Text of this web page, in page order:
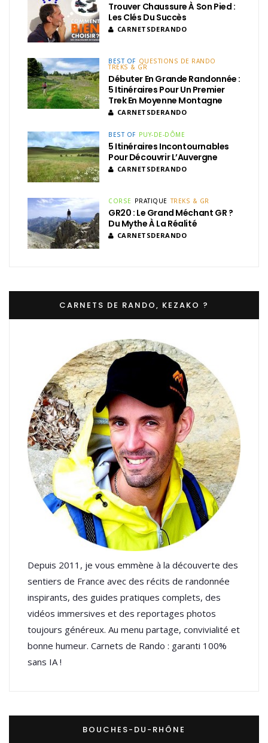
Trouver Chaussure À Son Pied :
Les Clés Du Succès
CARNETSDERANDO
BEST OF QUESTIONS DE RANDO
TREKS & GR
Débuter En Grande Randonnée :
5 Itinéraires Pour Un Premier
Trek En Moyenne Montagne
CARNETSDERANDO
BEST OF PUY-DE-DÔME
5 Itinéraires Incontournables
Pour Découvrir L’Auvergne
CARNETSDERANDO
CORSE PRATIQUE TREKS & GR
GR20 : Le Grand Méchant GR ?
Du Mythe À La Réalité
CARNETSDERANDO
CARNETS DE RANDO, KEZAKO ?
Depuis 2011, je vous emmène à la découverte des
sentiers de France avec des récits de randonnée
inspirants, des guides pratiques complets, des
vidéos immersives et des reportages photos
toujours généreux. Au menu partage, convivialité et
bonne humeur. Carnets de Rando : garanti 100%
sans IA !
BOUCHES-DU-RHÔNE